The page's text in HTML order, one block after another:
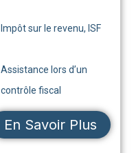
Impôt sur le revenu, ISF
Assistance lors d’un
contrôle fiscal
En Savoir Plus